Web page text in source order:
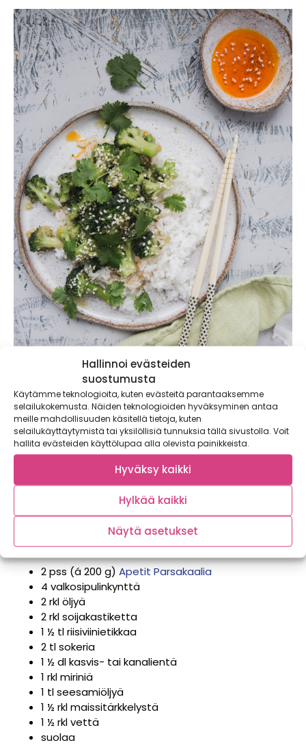
Hallinnoi evästeiden
suostumusta
Käytämme teknologioita, kuten evästeitä parantaaksemme
selailukokemusta. Näiden teknologioiden hyväksyminen antaa
meille mahdollisuuden käsitellä tietoja, kuten
selailukäyttäytymistä tai yksilöllisiä tunnuksia tällä sivustolla. Voit
hallita evästeiden käyttölupaa alla olevista painikkeista.
Hyväksy kaikki
Hylkää kaikki
Näytä asetukset
Parsakaaliwok
valkosipulikastikkeella
Neljälle
2 pss (á 200 g) Apetit Parsakaalia
4 valkosipulinkynttä
2 rkl öljyä
2 rkl soijakastiketta
1 ½ tl riisiviinietikkaa
2 tl sokeria
1 ½ dl kasvis- tai kanalientä
1 rkl miriniä
1 tl seesamiöljyä
1 ½ rkl maissitärkkelystä
1 ½ rkl vettä
suolaa